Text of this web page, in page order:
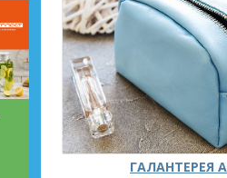
ГАЛАНТЕРЕЯ